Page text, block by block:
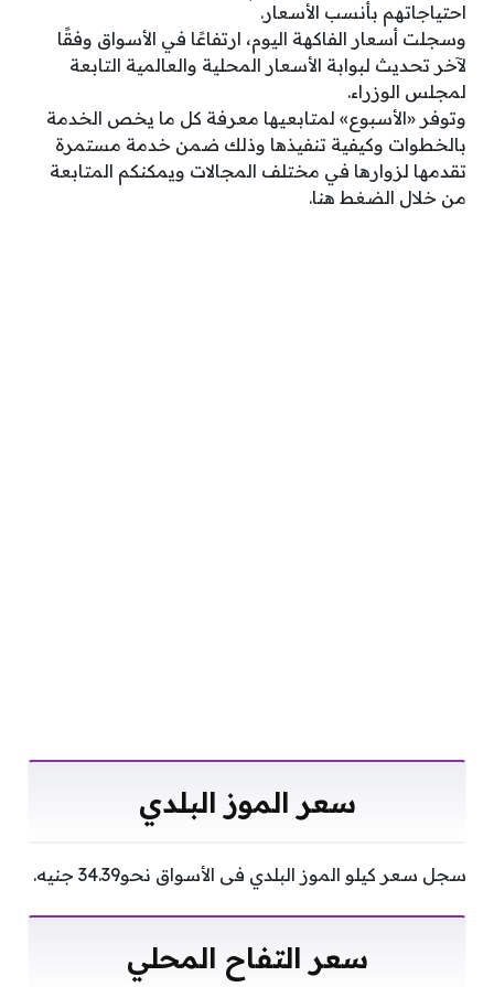
احتياجاتهم بأنسب الأسعار.
وسجلت أسعار الفاكهة اليوم، ارتفاعًا في الأسواق وفقًا
لآخر تحديث لبوابة الأسعار المحلية والعالمية التابعة
لمجلس الوزراء.
وتوفر «الأسبوع» لمتابعيها معرفة كل ما يخص الخدمة
بالخطوات وكيفية تنفيذها وذلك ضمن خدمة مستمرة
تقدمها لزوارها في مختلف المجالات ويمكنكم المتابعة
من خلال الضغط هنا.
سعر الموز البلدي
سجل سعر كيلو الموز البلدي فى الأسواق نحو34.39 جنيه.
سعر التفاح المحلي